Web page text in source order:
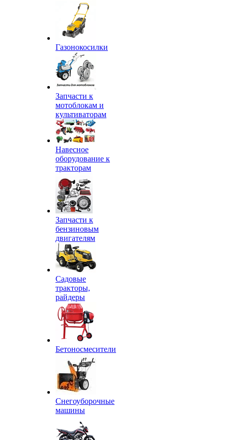
Газонокосилки
Запчасти к
мотоблокам и
культиваторам
Навесное
оборудование к
тракторам
Запчасти к
бензиновым
двигателям
Садовые
тракторы,
райдеры
Бетоносмесители
Снегоуборочные
машины